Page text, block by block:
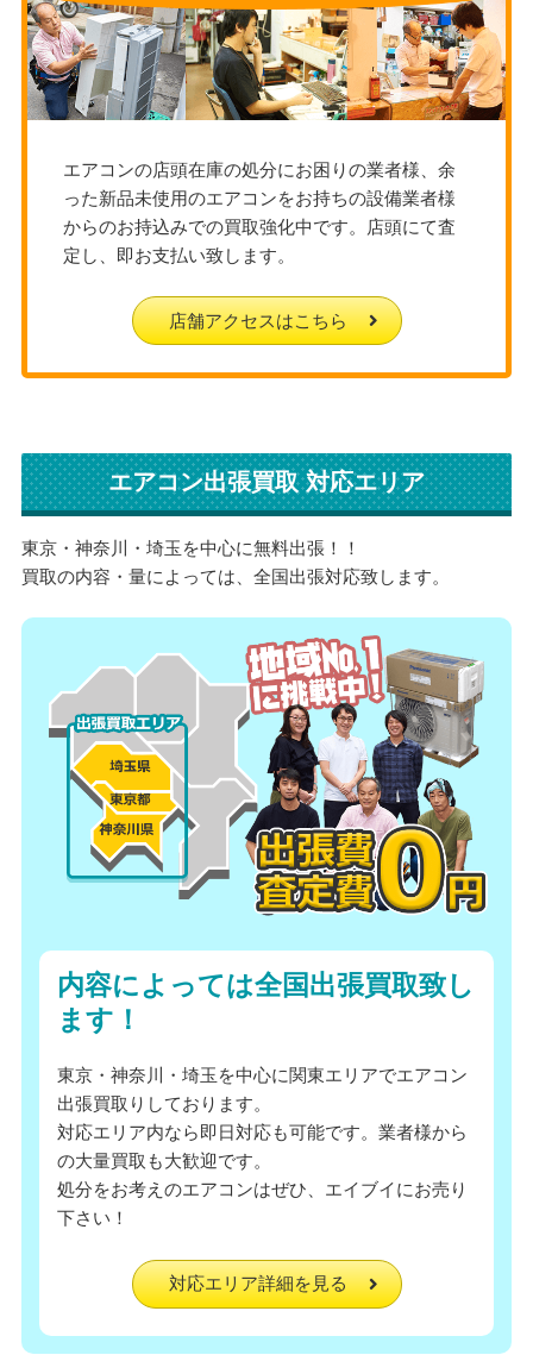
エアコンの店頭在庫の処分にお困りの業者様、余
った新品未使用のエアコンをお持ちの設備業者様
からのお持込みでの買取強化中です。店頭にて査
定し、即お支払い致します。
店舗アクセスはこちら
エアコン出張買取 対応エリア
東京・神奈川・埼玉を中心に無料出張！！
買取の内容・量によっては、全国出張対応致します。
内容によっては全国出張買取致し
ます！
東京・神奈川・埼玉を中心に関東エリアでエアコン
出張買取りしております。
対応エリア内なら即日対応も可能です。業者様から
の大量買取も大歓迎です。
処分をお考えのエアコンはぜひ、エイブイにお売り
下さい！
対応エリア詳細を見る